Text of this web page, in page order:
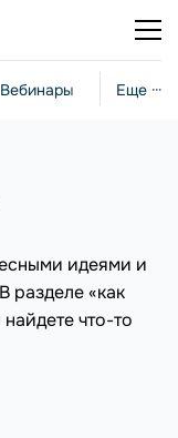
Еще ···
Вебинары Стратегии
идеями и
разделе «как
что-то